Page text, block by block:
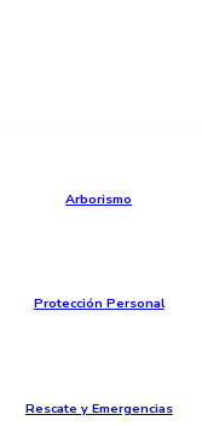
Arborismo
Protección Personal
Rescate y Emergencias